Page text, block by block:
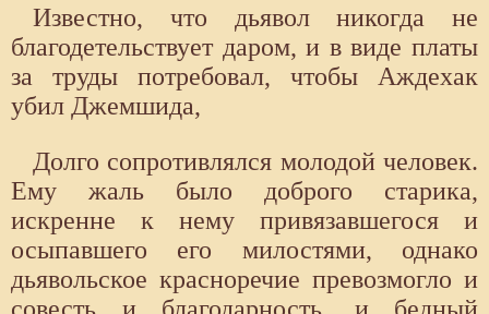
Известно, что дьявол никогда не
благодетельствует даром, и в виде платы
за труды потребовал, чтобы Аждехак
убил Джемшида,
Долго сопротивлялся молодой человек.
Ему жаль было доброго старика,
искренне к нему привязавшегося и
осыпавшего его милостями, однако
дьявольское красноречие превозмогло и